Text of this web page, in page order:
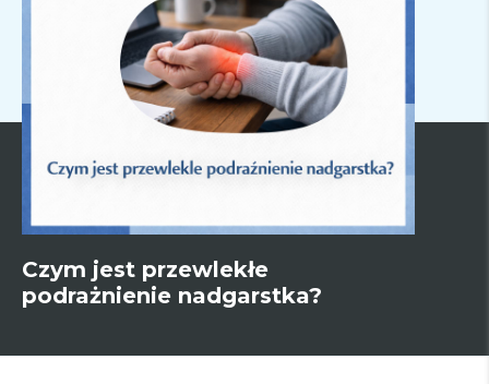
Czym jest przewlekłe
podrażnienie nadgarstka?